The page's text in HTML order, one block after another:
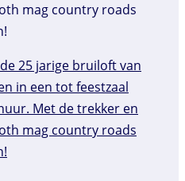
mag country roads